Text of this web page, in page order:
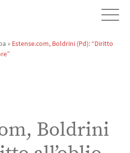
» Estense.com, Boldrini (Pd): “Diritto
Boldrini